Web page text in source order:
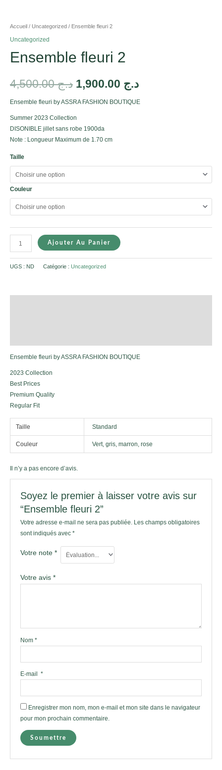
Accueil / Uncategorized / Ensemble fleuri 2
Uncategorized
Ensemble fleuri 2
د.ج4,500.00 د.ج
Ensemble fleuri by ASSRA FASHION BOUTIQUE
Summer 2023 Collection
DISONIBLE jillet sans robe 1900da
Note : Longueur Maximum de 1.70 cm
Taille
Couleur
Ajouter Au Panier
UGS : ND Catégorie : Uncategorized
Ensemble fleuri by ASSRA FASHION BOUTIQUE
2023 Collection
Best Prices
Premium Quality
Regular Fit
Taille Standard
Couleur Vert, gris, marron, rose
Il n’y a pas encore d’avis.
Soyez le premier à laisser votre avis sur
“Ensemble fleuri 2”
Votre adresse e-mail ne sera pas publiée. Les champs obligatoires
sont indiqués avec*
Votre note*
Votre avis*
Nom*
E-mail*
Enregistrer mon nom, mon e-mail et mon site dans le navigateur
pour mon prochain commentaire.